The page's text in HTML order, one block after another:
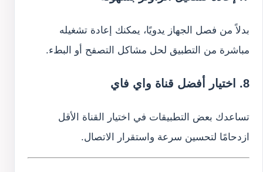
بدلاً من فصل الجهاز يدويًا، يمكنك إعادة تشغيله
مباشرة من التطبيق لحل مشاكل التصفح أو البطء.
8. اختيار أفضل قناة واي فاي
تساعدك بعض التطبيقات في اختيار القناة الأقل
ازدحامًا لتحسين سرعة واستقرار الاتصال.